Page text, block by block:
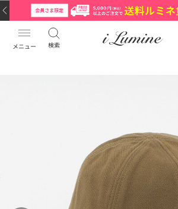
メニュー 検索